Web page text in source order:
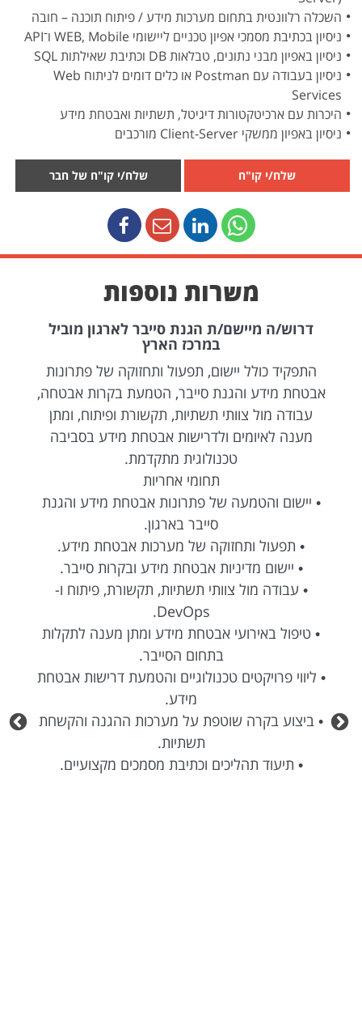
השכלה רלוונטית בתחום מערכות מידע / פיתוח תוכנה – חובה
ניסיון בכתיבת מסמכי אפיון טכניים ליישומי WEB, Mobile ו־API
ניסיון באפיון מבני נתונים, טבלאות DB וכתיבת שאילתות SQL
ניסיון בעבודה עם Postman או כלים דומים לניתוח Web
Services
היכרות עם ארכיטקטורות דיגיטל, תשתיות ואבטחת מידע
ניסיון באפיון ממשקי Client-Server מורכבים
שלח/י קו"ח שלח/י קו"ח של חבר
משרות נוספות
דרוש/ה מיישם/ת הגנת סייבר לארגון מוביל
במרכז הארץ
התפקיד כולל יישום, תפעול ותחזוקה של פתרונות
אבטחת מידע והגנת סייבר, הטמעת בקרות אבטחה,
עבודה מול צוותי תשתיות, תקשורת ופיתוח, ומתן
מענה לאיומים ולדרישות אבטחת מידע בסביבה
טכנולוגית מתקדמת.
תחומי אחריות
• יישום והטמעה של פתרונות אבטחת מידע והגנת
סייבר בארגון.
• תפעול ותחזוקה של מערכות אבטחת מידע.
• יישום מדיניות אבטחת מידע ובקרות סייבר.
• עבודה מול צוותי תשתיות, תקשורת, פיתוח ו-
DevOps.
• טיפול באירועי אבטחת מידע ומתן מענה לתקלות
בתחום הסייבר.
• ליווי פרויקטים טכנולוגיים והטמעת דרישות אבטחת
מידע.
• ביצוע בקרה שוטפת על מערכות ההגנה והקשחת
תשתיות.
• תיעוד תהליכים וכתיבת מסמכים מקצועיים.